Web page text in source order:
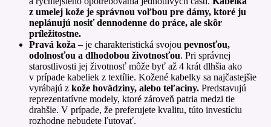
z umelej kože je správnou voľbou pre dámy, ktoré ju
neplánujú nosiť dennodenne do práce, ale skôr
príležitostne.
Pravá koža –je charakteristická svojou pevnosťou,
odolnosťou a dlhodobou životnosťou. Pri správnej
starostlivosti jej životnosť môže byť až 4 krát dlhšia ako
v prípade kabeliek z textílie. Kožené kabelky sa najčastejšie
vyrábajú z kože hovädziny, alebo teľaciny. Predstavujú
reprezentatívne modely, ktoré zároveň patria medzi tie
drahšie. V prípade, že preferujete kvalitu, túto investíciu
rozhodne nebudete ľutovať.